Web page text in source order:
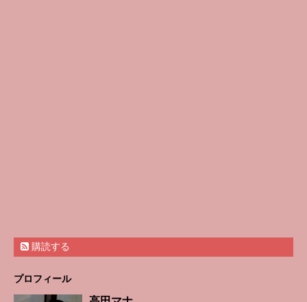
購読する
プロフィール